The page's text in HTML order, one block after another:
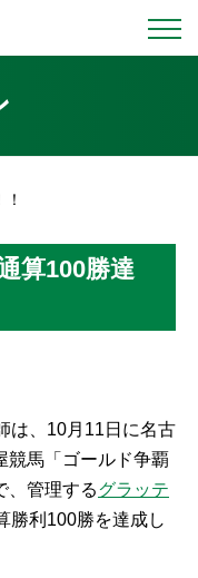
算100勝達
は、 10月 11 日に名古
競馬「ゴールド争覇
、管理するグラッテ
勝利 100勝を達成し